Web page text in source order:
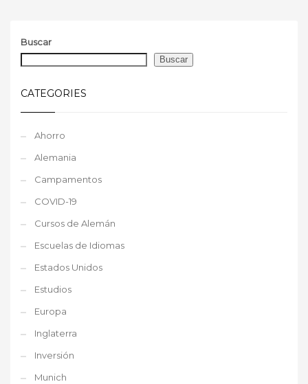
Buscar
Buscar
CATEGORIES
Ahorro
Alemania
Campamentos
COVID-19
Cursos de Alemán
Escuelas de Idiomas
Estados Unidos
Estudios
Europa
Inglaterra
Inversión
Munich